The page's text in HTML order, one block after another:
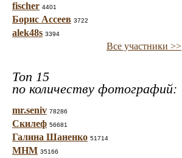
fischer 4401
Борис Ассеев 3722
alek48s 3394
Все участники >>
Топ 15
по количеству фотографий:
mr.seniv 78286
Скилеф 56681
Галина Шаненко 51714
МНМ 35166